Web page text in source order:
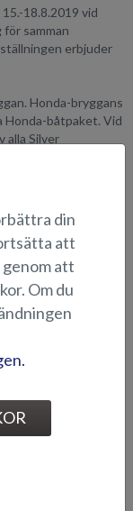
18.8.2019 vid
samman
erbjuder
Honda-bryggans
Honda-båtpaket. Vid
alla Silver
Tiger
återförsäljare som
behov och
plats för att svara
båtevenemang!
din
att
att
Om du